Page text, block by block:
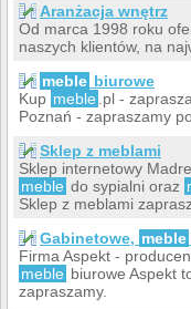
Aranżacja wnętrz
Od marca 1998 roku
naszych klientów, na
meble biurowe
Kup meble .pl -
Poznań - zapraszamy
Sklep z meblami
Sklep internetowy
meble do sypialni oraz
Sklep z meblami
Gabinetowe, meble
Firma Aspekt -
meble biurowe Aspekt
zapraszamy.